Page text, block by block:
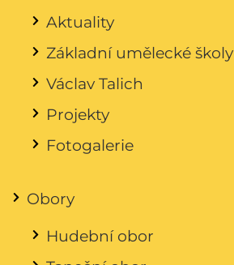
Aktuality
Základní umělecké školy
Václav Talich
Projekty
Fotogalerie
Obory
Hudební obor